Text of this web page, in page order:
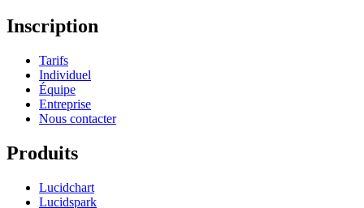
Inscription
Tarifs
Individuel
Équipe
Entreprise
Nous contacter
Produits
Lucidchart
Lucidspark